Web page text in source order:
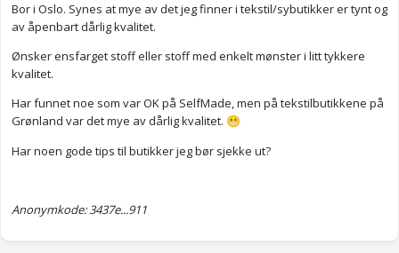
Bor i Oslo. Synes at mye av det jeg finner i tekstil/sybutikker er tynt og
av åpenbart dårlig kvalitet.
Ønsker ensfarget stoff eller stoff med enkelt mønster i litt tykkere
kvalitet.
Har funnet noe som var OK på SelfMade, men på tekstilbutikkene på
Grønland var det mye av dårlig kvalitet. 😬
Har noen gode tips til butikker jeg bør sjekke ut?
Anonymkode: 3437e...911